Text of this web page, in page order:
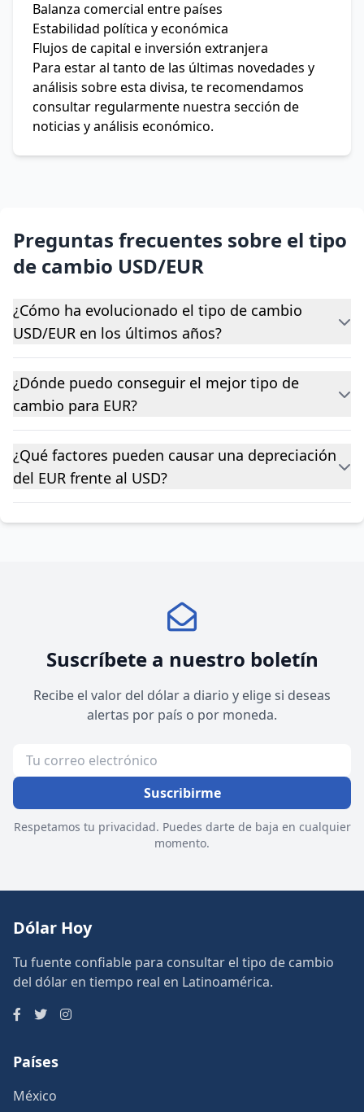
Balanza comercial entre países
Estabilidad política y económica
Flujos de capital e inversión extranjera
Para estar al tanto de las últimas novedades y
análisis sobre esta divisa, te recomendamos
consultar regularmente nuestra sección de
noticias y análisis económico.
Preguntas frecuentes sobre el tipo
de cambio USD/EUR
¿Cómo ha evolucionado el tipo de cambio
USD/EUR en los últimos años?
¿Dónde puedo conseguir el mejor tipo de
cambio para EUR?
¿Qué factores pueden causar una depreciación
del EUR frente al USD?
Suscríbete a nuestro boletín
Recibe el valor del dólar a diario y elige si deseas
alertas por país o por moneda.
Suscribirme
Respetamos tu privacidad. Puedes darte de baja en cualquier
momento.
Dólar Hoy
Tu fuente confiable para consultar el tipo de cambio
del dólar en tiempo real en Latinoamérica.
Países
México